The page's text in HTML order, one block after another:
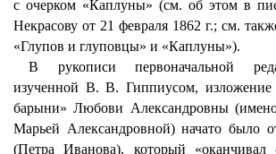
с очерком «Каплуны» (см. об этом в
Некрасову от 21 февраля 1862 г.; см.
«Глупов и глуповцы» и «Каплуны»).
В рукописи первоначальной
изученной В. В. Гиппиусом, изложение
барыни» Любови Александровны
Марьей Александровной) начато было
(Петра Иванова), который «оканчивал